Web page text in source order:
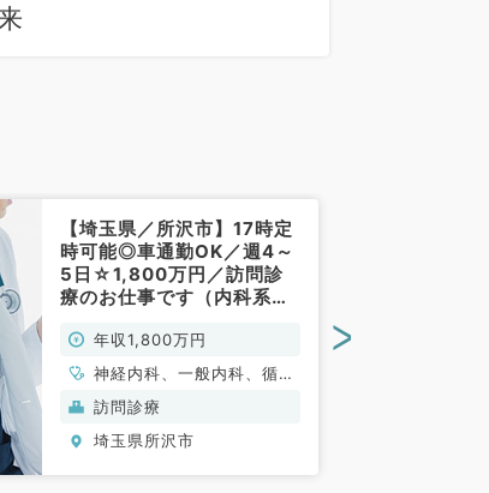
【埼玉県／所沢市】17時定
時可能◎車通勤OK／週4～
5日☆1,800万円／訪問診
療のお仕事です（内科系／
年収1,800万円
神経内科、一般内科、循環
器内科、呼吸器内科、消化
器内科、内分泌・代謝内
科、腎臓内科、老年内科、
訪問診療
埼玉県所沢市
>